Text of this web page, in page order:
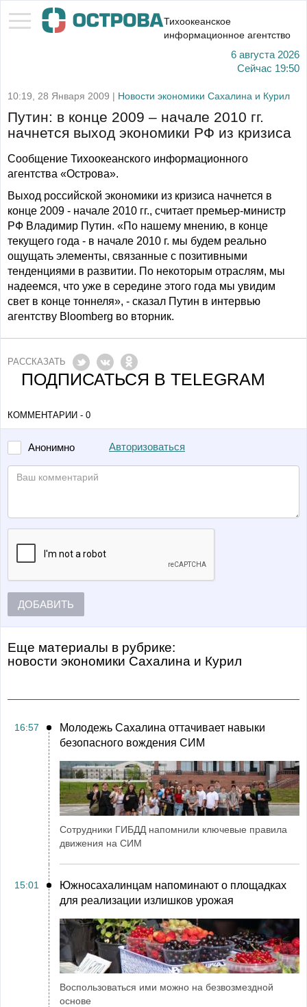
Тихоокеанское
информационное агентство
6 августа 2026
Сейчас 19:50
10:19, 28 Января 2009 | Новости экономики Сахалина и Курил
Путин: в конце 2009 – начале 2010 гг.
начнется выход экономики РФ из кризиса
Сообщение Тихоокеанского информационного
агентства «Острова».
Выход российской экономики из кризиса начнется в
конце 2009 - начале 2010 гг., считает премьер-министр
РФ Владимир Путин. «По нашему мнению, в конце
текущего года - в начале 2010 г. мы будем реально
ощущать элементы, связанные с позитивными
тенденциями в развитии. По некоторым отраслям, мы
надеемся, что уже в середине этого года мы увидим
свет в конце тоннеля», - сказал Путин в интервью
агентству Bloomberg во вторник.
РАССКАЗАТЬ
ПОДПИСАТЬСЯ В TELEGRAM
КОММЕНТАРИИ - 0
Анонимно Авторизоваться
ДОБАВИТЬ
Еще материалы в рубрике:
Новости экономики Сахалина и Курил
16:57
Молодежь Сахалина оттачивает навыки
безопасного вождения СИМ
Сотрудники ГИБДД напомнили ключевые правила
движения на СИМ
15:01
Южносахалинцам напоминают о площадках
для реализации излишков урожая
Воспользоваться ими можно на безвозмездной
основе